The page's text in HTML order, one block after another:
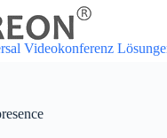
Videokonferenz